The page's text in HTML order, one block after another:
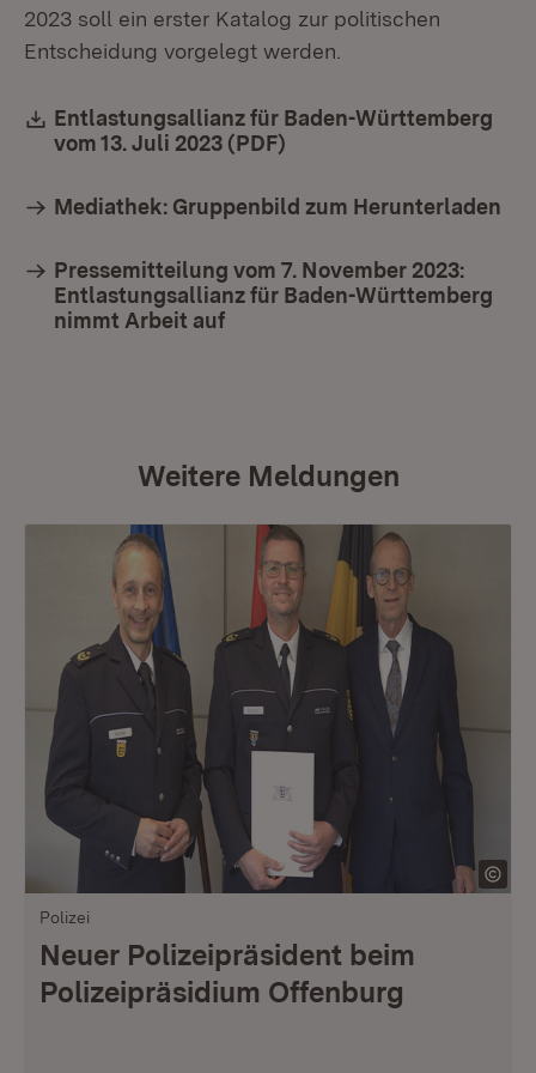
2023 soll ein erster Katalog zur politischen
Entscheidung vorgelegt werden.
Download:
Entlastungsallianz für Baden-Württemberg
vom 13. Juli 2023 (PDF)
Mediathek: Gruppenbild zum Herunterladen
Pressemitteilung vom 7. November 2023:
Entlastungsallianz für Baden-Württemberg
nimmt Arbeit auf
Weitere Meldungen
Polizei
Neuer Polizeipräsident beim
Polizeipräsidium Offenburg